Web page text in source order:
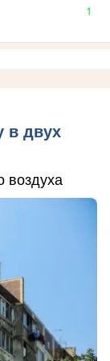
1
в двух
воздуха